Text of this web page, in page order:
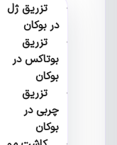
تزریق ژل
در بوکان
تزریق
بوتاکس در
بوکان
تزریق
چربی در
بوکان